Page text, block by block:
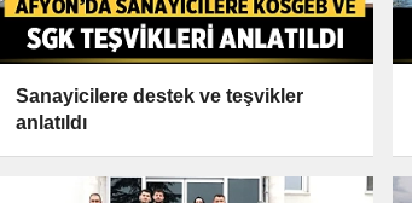
Sanayicilere destek ve teşvikler
anlatıldı